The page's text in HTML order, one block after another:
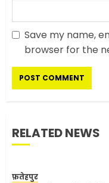
Save my name,
browser for the
RELATED NEWS
फ़तेहपुर